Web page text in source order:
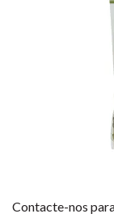
Contacte-nos